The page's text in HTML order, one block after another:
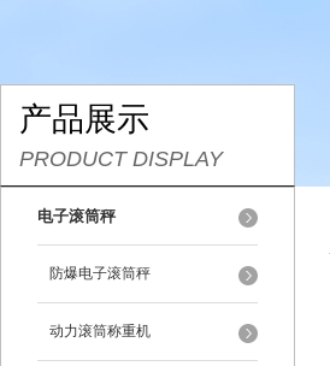
产品展示
PRODUCT DISPLAY
电子滚筒秤
防爆电子滚筒秤
动力滚筒称重机